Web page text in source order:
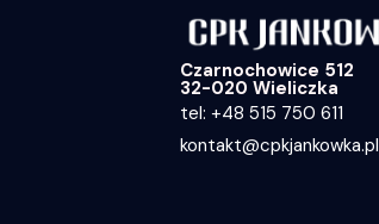
Czarnochowice 512
32-020 Wieliczka
tel: +48 515 750 611
kontakt@cpkjankowka.pl